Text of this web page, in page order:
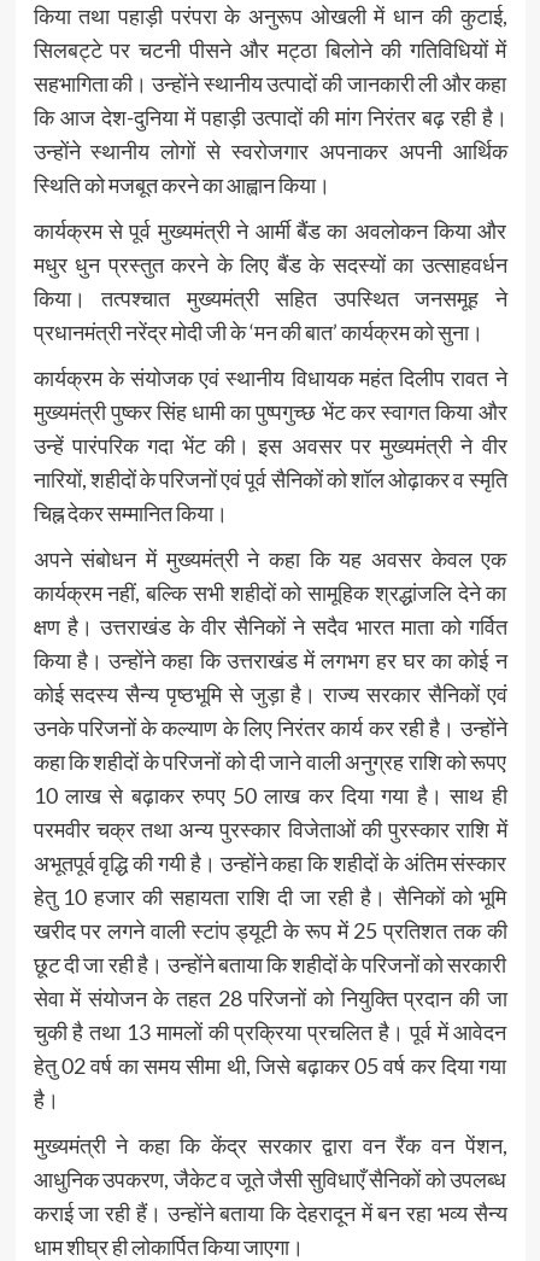
किया तथा पहाड़ी परंपरा के अनुरूप ओखली में धान की कुटाई,
सिलबट्टे पर चटनी पीसने और मट्ठा बिलोने की गतिविधियों में
सहभागिता की। उन्होंने स्थानीय उत्पादों की जानकारी ली और कहा
कि आज देश-दुनिया में पहाड़ी उत्पादों की मांग निरंतर बढ़ रही है।
उन्होंने स्थानीय लोगों से स्वरोजगार अपनाकर अपनी आर्थिक
स्थिति को मजबूत करने का आह्वान किया।
कार्यक्रम से पूर्व मुख्यमंत्री ने आर्मी बैंड का अवलोकन किया और
मधुर धुन प्रस्तुत करने के लिए बैंड के सदस्यों का उत्साहवर्धन
किया। तत्पश्चात मुख्यमंत्री सहित उपस्थित जनसमूह ने
प्रधानमंत्री नरेंद्र मोदी जी के ‘मन की बात’ कार्यक्रम को सुना।
कार्यक्रम के संयोजक एवं स्थानीय विधायक महंत दिलीप रावत ने
मुख्यमंत्री पुष्कर सिंह धामी का पुष्पगुच्छ भेंट कर स्वागत किया और
उन्हें पारंपरिक गदा भेंट की। इस अवसर पर मुख्यमंत्री ने वीर
नारियों, शहीदों के परिजनों एवं पूर्व सैनिकों को शॉल ओढ़ाकर व स्मृति
चिह्न देकर सम्मानित किया।
अपने संबोधन में मुख्यमंत्री ने कहा कि यह अवसर केवल एक
कार्यक्रम नहीं, बल्कि सभी शहीदों को सामूहिक श्रद्धांजलि देने का
क्षण है। उत्तराखंड के वीर सैनिकों ने सदैव भारत माता को गर्वित
किया है। उन्होंने कहा कि उत्तराखंड में लगभग हर घर का कोई न
कोई सदस्य सैन्य पृष्ठभूमि से जुड़ा है। राज्य सरकार सैनिकों एवं
उनके परिजनों के कल्याण के लिए निरंतर कार्य कर रही है। उन्होंने
कहा कि शहीदों के परिजनों को दी जाने वाली अनुग्रह राशि को रूपए
10 लाख से बढ़ाकर रुपए 50 लाख कर दिया गया है। साथ ही
परमवीर चक्र तथा अन्य पुरस्कार विजेताओं की पुरस्कार राशि में
अभूतपूर्व वृद्धि की गयी है। उन्होंने कहा कि शहीदों के अंतिम संस्कार
हेतु 10 हजार की सहायता राशि दी जा रही है। सैनिकों को भूमि
खरीद पर लगने वाली स्टांप ड्यूटी के रूप में 25 प्रतिशत तक की
छूट दी जा रही है। उन्होंने बताया कि शहीदों के परिजनों को सरकारी
सेवा में संयोजन के तहत 28 परिजनों को नियुक्ति प्रदान की जा
चुकी है तथा 13 मामलों की प्रक्रिया प्रचलित है। पूर्व में आवेदन
हेतु 02 वर्ष का समय सीमा थी, जिसे बढ़ाकर 05 वर्ष कर दिया गया
है।
मुख्यमंत्री ने कहा कि केंद्र सरकार द्वारा वन रैंक वन पेंशन,
आधुनिक उपकरण, जैकेट व जूते जैसी सुविधाएँ सैनिकों को उपलब्ध
कराई जा रही हैं। उन्होंने बताया कि देहरादून में बन रहा भव्य सैन्य
धाम शीघ्र ही लोकार्पित किया जाएगा।